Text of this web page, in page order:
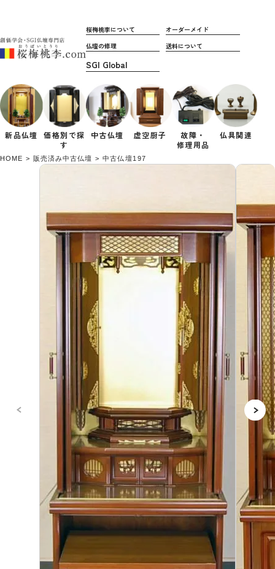
桜梅桃李について
オーダーメイド
仏壇の修理
送料について
新品仏壇 価格別で探
す
中古仏壇 虚空厨子
故障・
修理用品
仏具関連
HOME 販売済み中古仏壇 中古仏壇197